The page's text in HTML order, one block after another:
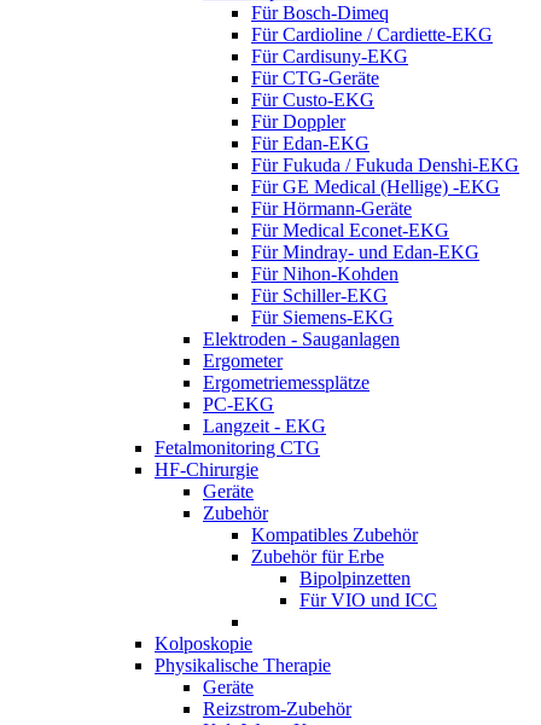
Für Bosch-Dimeq
Für Cardioline / Cardiette-EKG
Für Cardisuny-EKG
Für CTG-Geräte
Für Custo-EKG
Für Doppler
Für Edan-EKG
Für Fukuda / Fukuda Denshi-EKG
Für GE Medical (Hellige) -EKG
Für Hörmann-Geräte
Für Medical Econet-EKG
Für Mindray- und Edan-EKG
Für Nihon-Kohden
Für Schiller-EKG
Für Siemens-EKG
Elektroden - Sauganlagen
Ergometer
Ergometriemessplätze
PC-EKG
Langzeit - EKG
Fetalmonitoring CTG
HF-Chirurgie
Geräte
Zubehör
Kompatibles Zubehör
Zubehör für Erbe
Bipolpinzetten
Für VIO und ICC
Kolposkopie
Physikalische Therapie
Geräte
Reizstrom-Zubehör